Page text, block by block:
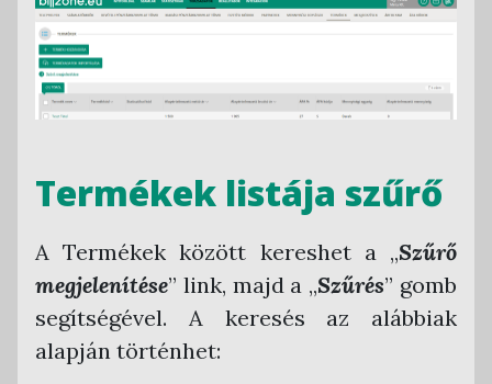
Termékek listája szűrő
A Termékek között kereshet a „Szűrő
megjelenítése” link, majd a „Szűrés” gomb
segítségével. A keresés az alábbiak
alapján történhet: